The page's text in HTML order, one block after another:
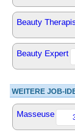
Beauty
Beauty Expert
WEITERE JOB-
Masseuse